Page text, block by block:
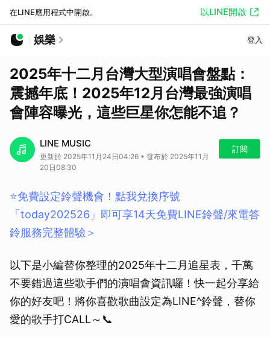
在LINE應用程式中開啟。 以LINE開啟
娛樂 登入
2025年十二月台灣大型演唱會盤點：
震撼年底！2025年12月台灣最強演唱
會陣容曝光，這些巨星你怎能不追？
LINE MUSIC
更新於 2025年11月24日04:26 • 發布於 2025年11月
20日08:30
訂閱
⭐️免費設定鈴聲機會！點我兌換序號
「today202526」即可享14天免費LINE鈴聲/來電答
鈴服務完整體驗＞
以下是小編替你整理的2025年十二月追星表，千萬
不要錯過這些歌手們的演唱會資訊囉！快一起分享給
你的好友吧！將你喜歡歌曲設定為LINE^鈴聲，替你
愛的歌手打CALL～📞